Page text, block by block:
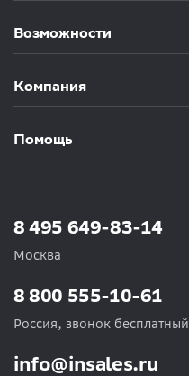
Возможности
Компания
Помощь
8 495 649-83-14
Москва
info@insales.ru
8 800 555-10-61
Россия, звонок бесплатный